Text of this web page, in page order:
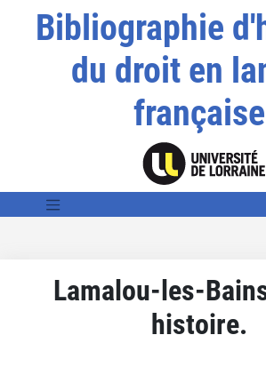
Bibliographie
du droit en
française
Lamalou-les-
histoire.